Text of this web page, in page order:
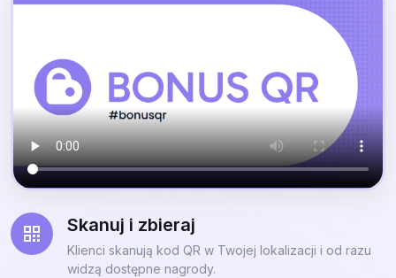
Skanuj i zbieraj
Klienci skanują kod QR w Twojej lokalizacji i od razu
widzą dostępne nagrody.